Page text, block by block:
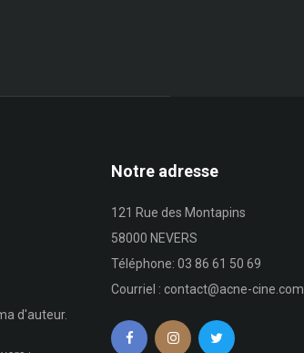
d'auteur.
Notre adresse
121 Rue des Montapins
58000 NEVERS
Téléphone: 03 86 61 50 69
Courriel : contact@acne-cine.com